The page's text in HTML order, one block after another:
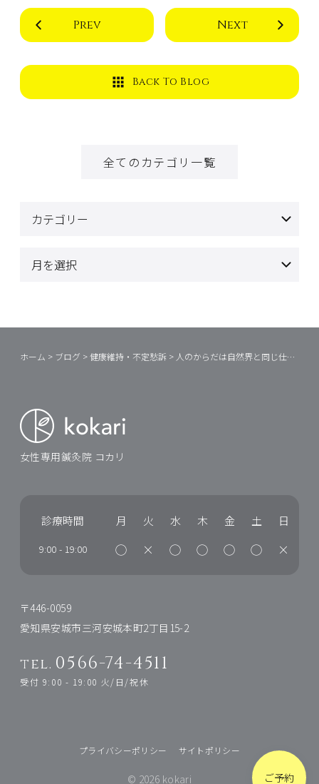
ご予約
Prev Next
Back To Blog
全てのカテゴリ一覧
ホーム > ブログ >健康維持・不定愁訴 > 人のからだは自然界と同じ仕組み・・ということは・・
女性専用鍼灸院 コカリ
診療時間 月 火 水 木 金 土 日
9:00 - 19:00 ◯ × ◯ ◯ ◯ ◯ ×
〒446-0059
愛知県安城市三河安城本町2丁目15-2
tel. 0566-74-4511
受付 9:00 - 19:00 火/日/祝休
プライバシーポリシー サイトポリシー
© 2026 kokari